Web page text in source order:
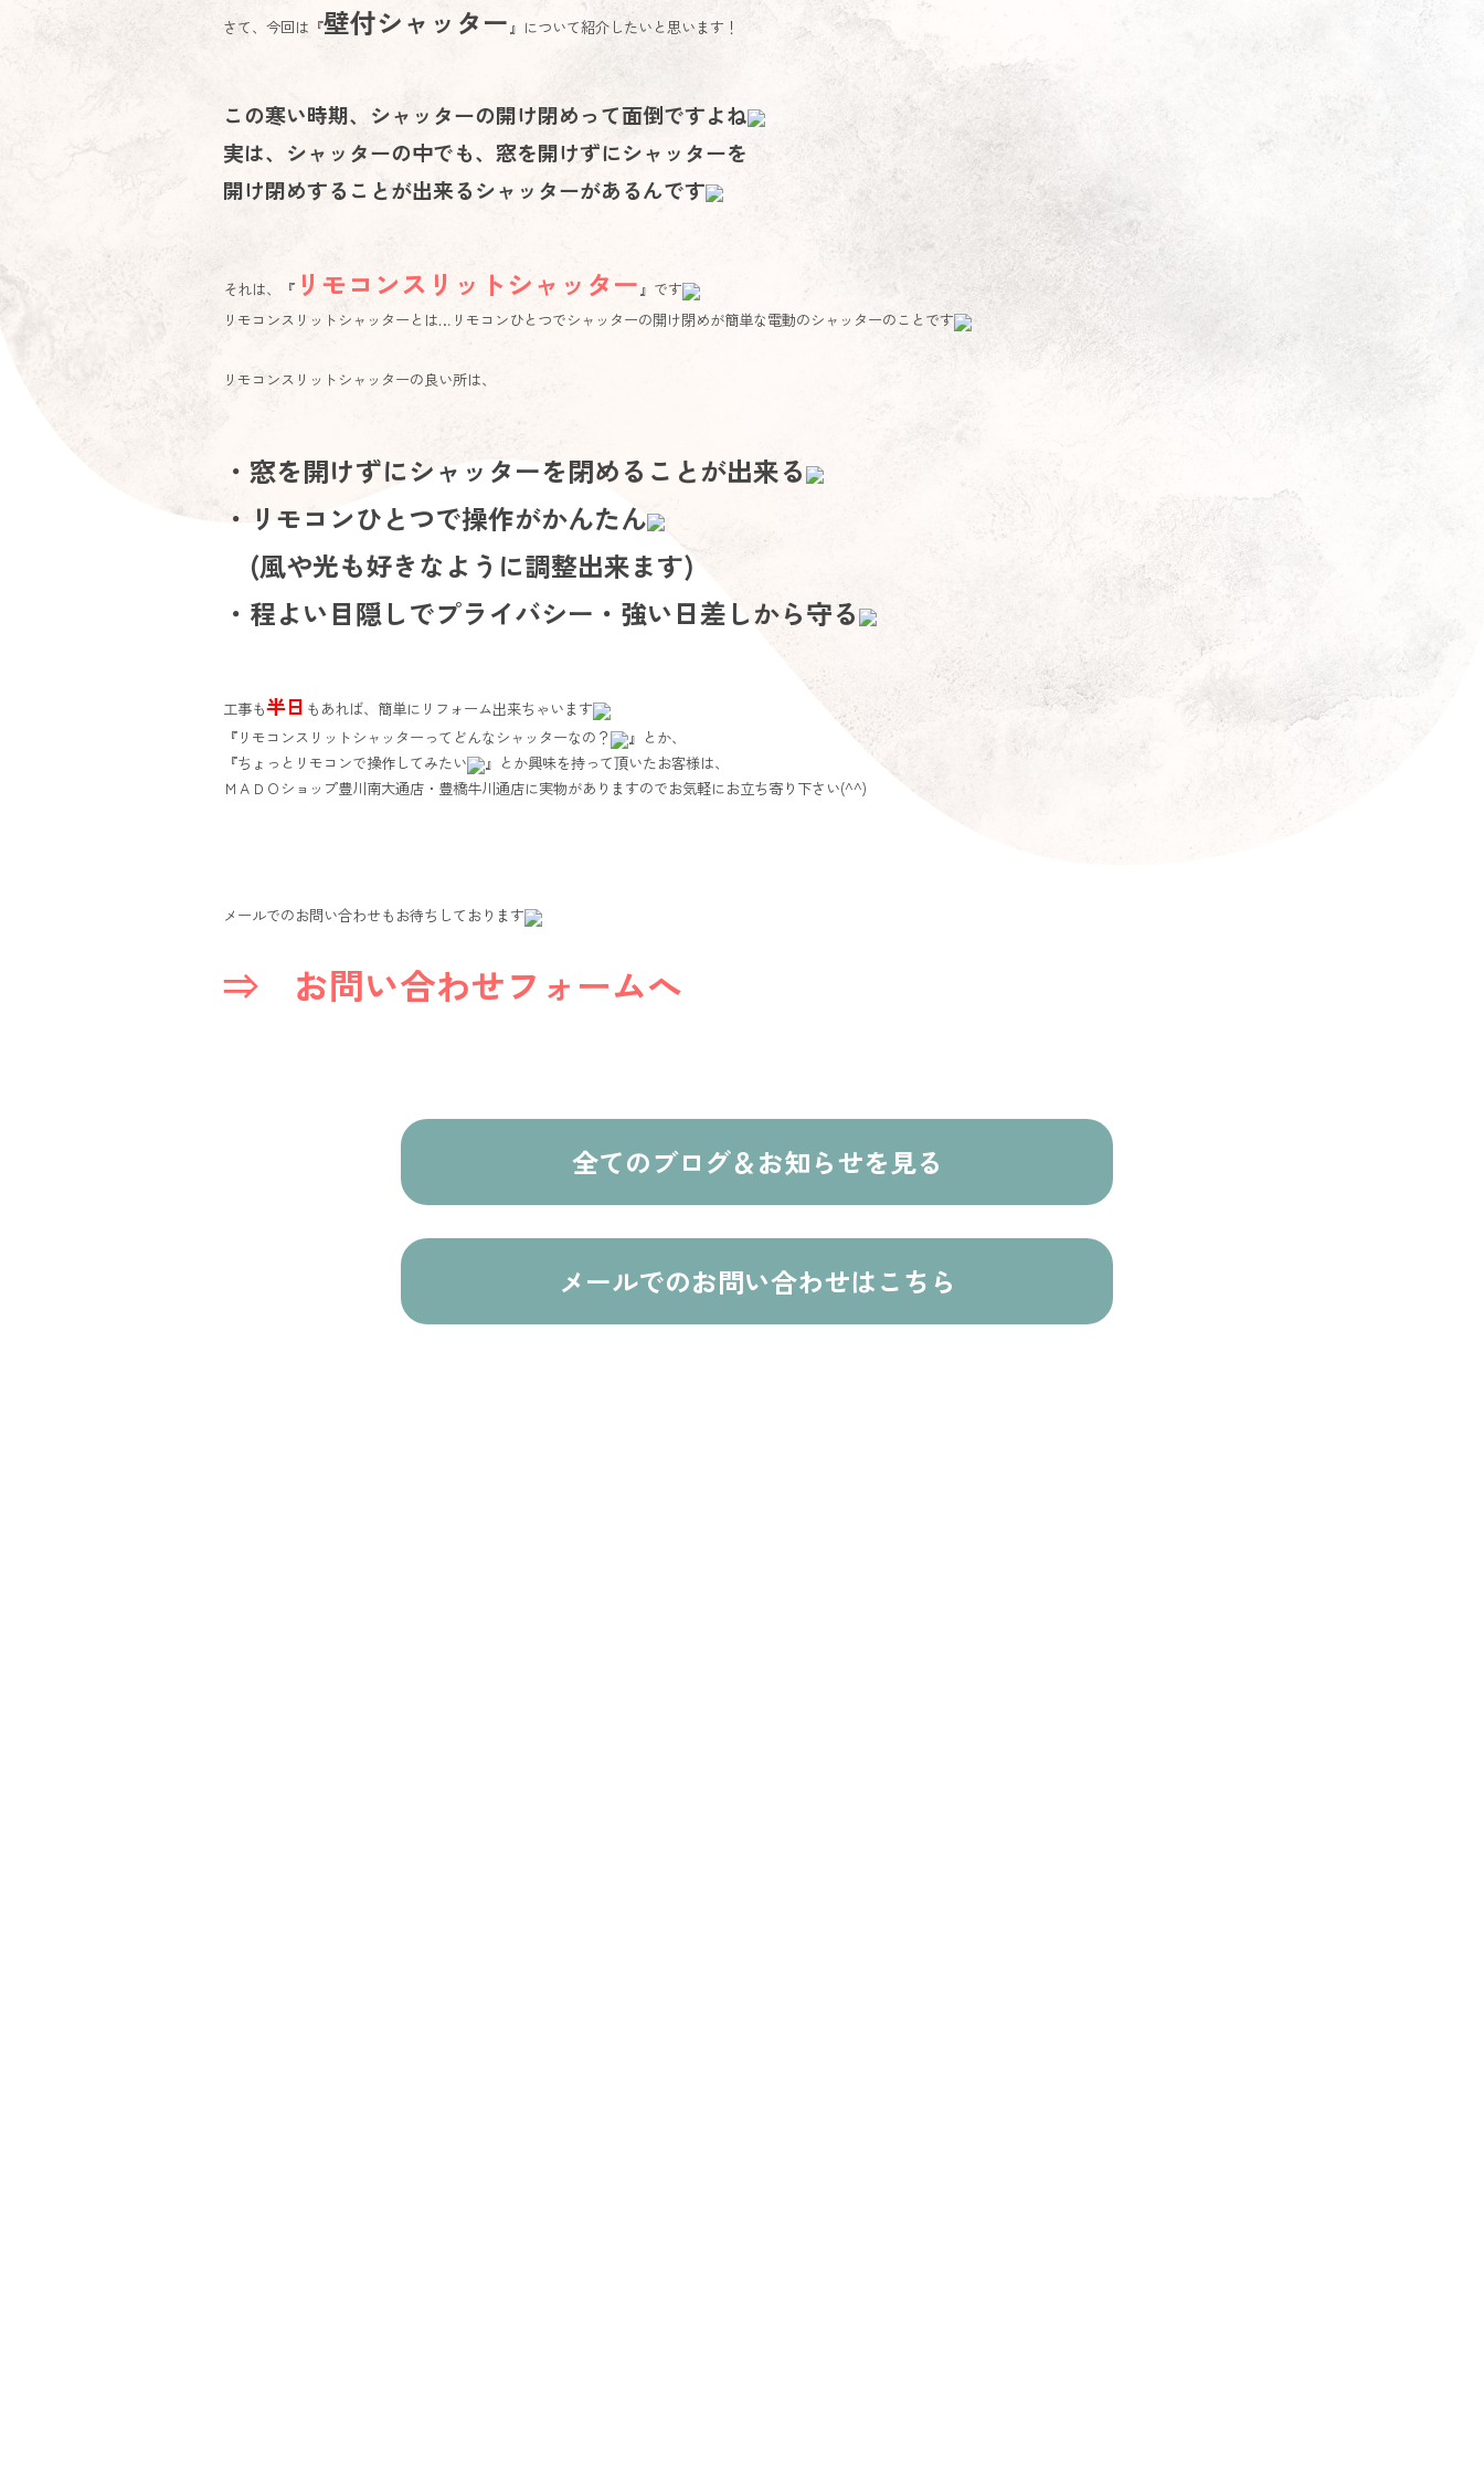
さて、今回は『壁付シャッター』 について紹介したいと思います！
この寒い時期、シャッターの開け閉めって面倒ですよね
実は、シャッターの中でも、窓を開けずにシャッターを
開け閉めすることが出来るシャッターがあるんです
それは、『 リモコンスリットシャッター』です
リモコンスリットシャッターとは…リモコンひとつでシャッターの開け閉めが簡単な電動のシャッターのことです
リモコンスリットシャッターの良い所は、
・窓を開けずにシャッターを閉めることが出来る
・リモコンひとつで操作がかんたん
(風や光も好きなように調整出来ます)
・程よい目隠しでプライバシー・強い日差しから守る
工事も半日 もあれば、簡単にリフォーム出来ちゃいます
『リモコンスリットシャッターってどんなシャッターなの？
』とか、
『ちょっとリモコンで操作してみたい
』とか興味を持って頂いたお客様は、
ＭＡＤＯショップ豊川南大通店・豊橋牛川通店に実物がありますのでお気軽にお立ち寄り下さい(^^)
メールでのお問い合わせもお待ちしております
⇒ お問い合わせフォームへ
全てのブログ＆お知らせを見る
メールでのお問い合わせはこちら